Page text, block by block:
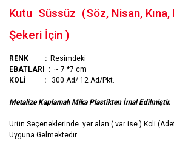
Kutu Süssüz (Söz, Nisan,
Şekeri İçin )
RENK : Resimdeki
EBATLARI : ~ 7 *7 cm
KOLİ : 300 Ad/ 12 Ad/Pkt.
Metalize Kaplamalı Mika Plastikten İmal Edilmiştir.
Ürün Seçeneklerinde yer alan ( var ise ) Koli
Uyguna Gelmektedir.